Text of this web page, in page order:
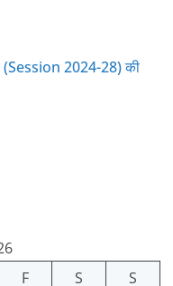
(Session 2024-28) की
F S S